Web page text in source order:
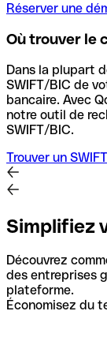
Réserver une
Où trouver le
Dans la plupart
SWIFT/BIC de
bancaire. Avec
notre outil de
SWIFT/BIC.
Trouver un
Simplifiez
Découvrez
des entreprises
plateforme.
Économisez du